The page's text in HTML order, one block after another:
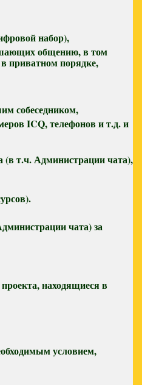
набор),
общению, в том
приватном порядке,
собеседником,
ICQ, телефонов и т.д. и
(в т.ч. Администрации чата),
чата) за
находящиеся в
условием,